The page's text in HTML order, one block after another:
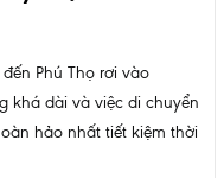
Phú Thọ rơi vào
khá dài và việc di chuyển
hảo nhất tiết kiệm thời